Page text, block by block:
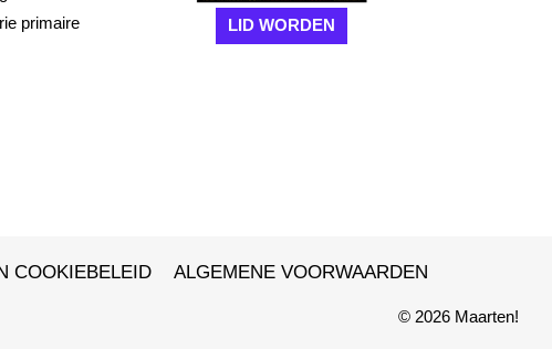
primaire
LID WORDEN
COOKIEBELEID ALGEMENE VOORWAARDEN
© 2026 Maarten!